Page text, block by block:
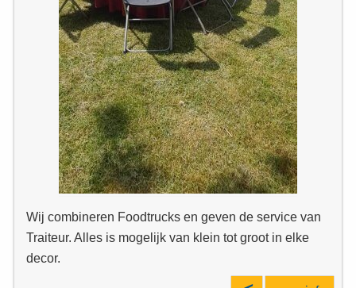
Wij combineren Foodtrucks en geven de service van
Traiteur. Alles is mogelijk van klein tot groot in elke
decor.